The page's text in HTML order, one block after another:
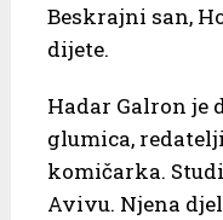
Beskrajni san,
dijete.
Hadar Galron je
glumica,
komičarka.
Avivu. Njena